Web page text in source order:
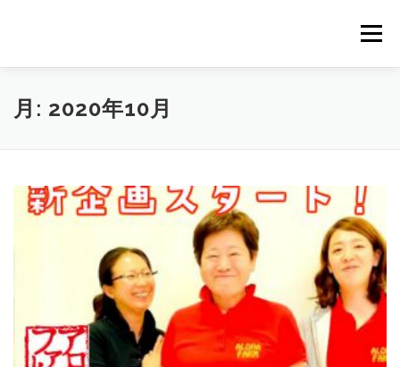
メニュー
HOME NEWS STAFF
月: 2020年10月